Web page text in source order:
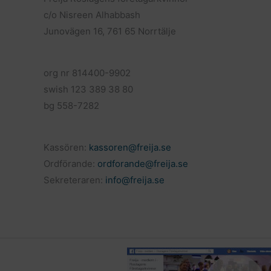
c/o Nisreen Alhabbash
Junovägen 16, 761 65 Norrtälje
org nr 814400-9902
swish 123 389 38 80
bg 558-7282
Kassören: kassoren@freija.se
Ordförande: ordforande@freija.se
Sekreteraren: info@freija.se